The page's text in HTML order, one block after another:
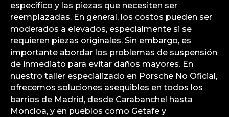
específico y las piezas que necesiten ser
reemplazadas. En general, los costos pueden ser
moderados a elevados, especialmente si se
requieren piezas originales. Sin embargo, es
importante abordar los problemas de suspensión
de inmediato para evitar daños mayores. En
nuestro taller especializado en Porsche No Oficial,
ofrecemos soluciones asequibles en todos los
barrios de Madrid, desde Carabanchel hasta
Moncloa, y en pueblos como Getafe y